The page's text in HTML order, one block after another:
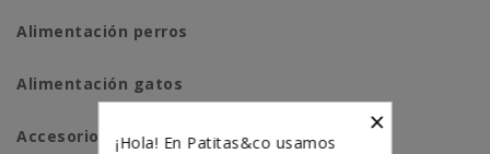
Alimentación perros
Alimentación gatos
Accesorios perros ×
¡Hola! En Patitas&co usamos